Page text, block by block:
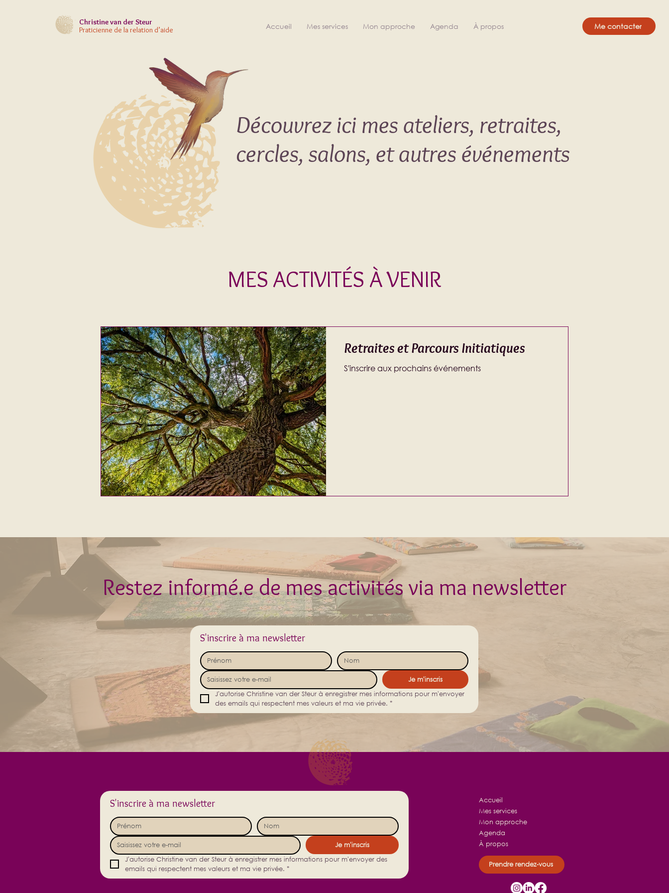
Christinevan der Steur
Praticienne de la relation d’aide
Accueil Mes services Mon approche Agenda À propos Me contacter
Découvrez ici mes ateliers, retraites,
cercles, salons, et autres événements
MES ACTIVITÉS À VENIR
Retraites et Parcours Initiatiques
S'inscrire aux prochains événements
Restez informé.e de mes activités via ma newsletter
S'inscrire à ma newsletter
Je m'inscris
J'autorise Christine van der Steur à enregistrer mes informations pour m'envoyer
des emails qui respectent mes valeurs et ma vie privée. *
S'inscrire à ma newsletter
Je m'inscris
J'autorise Christine van der Steur à enregistrer mes informations pour m'envoyer des
emails qui respectent mes valeurs et ma vie privée. *
Accueil
Mes services
Mon approche
Agenda
À propos
Prendre rendez-vous